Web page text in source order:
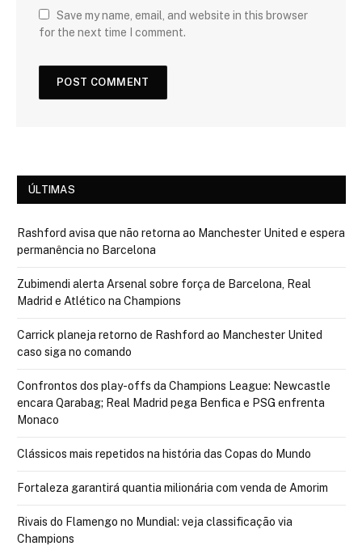
Save my name, email, and website in this browser
for the next time I comment.
ÚLTIMAS
Rashford avisa que não retorna ao Manchester United e espera
permanência no Barcelona
Zubimendi alerta Arsenal sobre força de Barcelona, Real
Madrid e Atlético na Champions
Carrick planeja retorno de Rashford ao Manchester United
caso siga no comando
Confrontos dos play-offs da Champions League: Newcastle
encara Qarabag; Real Madrid pega Benfica e PSG enfrenta
Monaco
Clássicos mais repetidos na história das Copas do Mundo
Fortaleza garantirá quantia milionária com venda de Amorim
Rivais do Flamengo no Mundial: veja classificação via
Champions